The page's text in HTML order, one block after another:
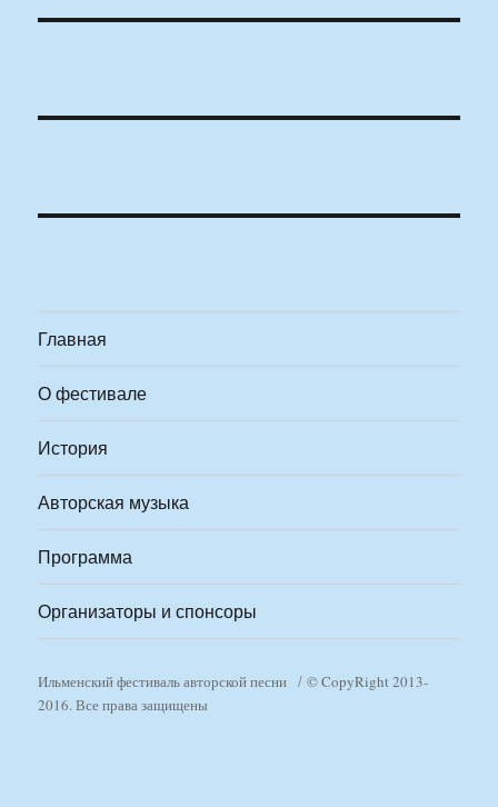
Главная
О фестивале
История
Авторская музыка
Программа
Организаторы и спонсоры
Ильменский фестиваль авторской песни
© CopyRight 2013-
2016. Все права защищены